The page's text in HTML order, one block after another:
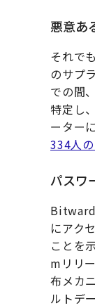
悪意あ
それで
のサプ
での間
特定し
ーター
334人
パスワ
にアク
ことを
mリリ
布メカ
ルトデ